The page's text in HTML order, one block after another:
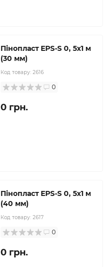
Пінопласт EPS-S 0, 5х1 м
(30 мм)
Код товару: 2616
0
0 грн.
Пінопласт EPS-S 0, 5х1 м
(40 мм)
Код товару: 2617
0
0 грн.